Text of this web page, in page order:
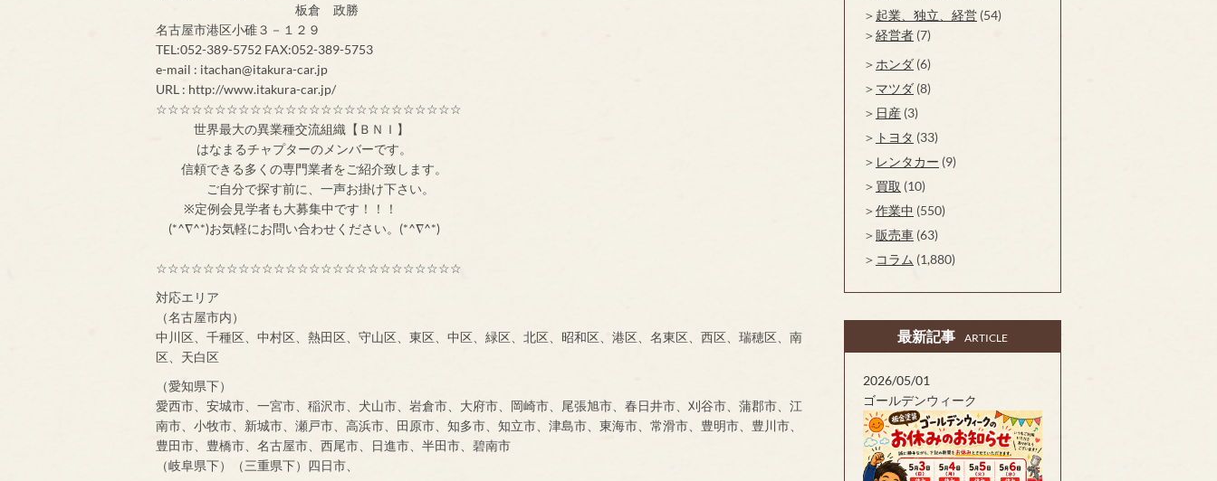
板倉 政勝
名古屋市港区小碓３－１２９
TEL:052-389-5752 FAX:052-389-5753
e-mail : itachan@itakura-car.jp
URL : http://www.itakura-car.jp/
☆☆☆☆☆☆☆☆☆☆☆☆☆☆☆☆☆☆☆☆☆☆☆☆☆☆
世界最大の異業種交流組織【ＢＮＩ】
はなまるチャプターのメンバーです。
信頼できる多くの専門業者をご紹介致します。
ご自分で探す前に、一声お掛け下さい。
※定例会見学者も大募集中です！！！
(*^∇^*)お気軽にお問い合わせください。(*^∇^*)
☆☆☆☆☆☆☆☆☆☆☆☆☆☆☆☆☆☆☆☆☆☆☆☆☆☆
対応エリア
（名古屋市内）
中川区、千種区、中村区、熱田区、守山区、東区、中区、緑区、北区、昭和区、港区、名東区、西区、瑞穂区、南
区、天白区
（愛知県下）
愛西市、安城市、一宮市、稲沢市、犬山市、岩倉市、大府市、岡崎市、尾張旭市、春日井市、刈谷市、蒲郡市、江
南市、小牧市、新城市、瀬戸市、高浜市、田原市、知多市、知立市、津島市、東海市、常滑市、豊明市、豊川市、
豊田市、豊橋市、名古屋市、西尾市、日進市、半田市、碧南市
（岐阜県下）（三重県下）四日市、
起業、独立、経営 (54)
経営者 (7)
ホンダ (6)
マツダ (8)
日産 (3)
トヨタ (33)
レンタカー (9)
買取 (10)
作業中 (550)
販売車 (63)
コラム (1,880)
最新記事 ARTICLE
2026/05/01
ゴールデンウィーク